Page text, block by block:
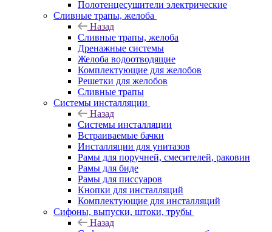
Полотенцесушители электрические
Сливные трапы, желоба
Назад
Сливные трапы, желоба
Дренажные системы
Желоба водоотводящие
Комплектующие для желобов
Решетки для желобов
Сливные трапы
Системы инсталляции
Назад
Системы инсталляции
Встраиваемые бачки
Инсталляции для унитазов
Рамы для поручней, смесителей, раковин
Рамы для биде
Рамы для писсуаров
Кнопки для инсталляций
Комплектующие для инсталляций
Сифоны, выпуски, штоки, трубы
Назад